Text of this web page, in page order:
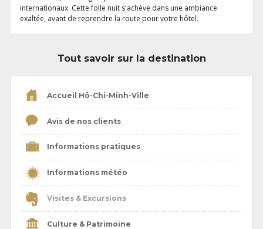
internationaux. Cette folle nuit s'achève dans une ambiance
exaltée, avant de reprendre la route pour votre hôtel.
Tout savoir sur la destination
Accueil Hô-Chi-Minh-Ville
Avis de nos clients
Informations pratiques
Informations météo
Visites & Excursions
Culture & Patrimoine